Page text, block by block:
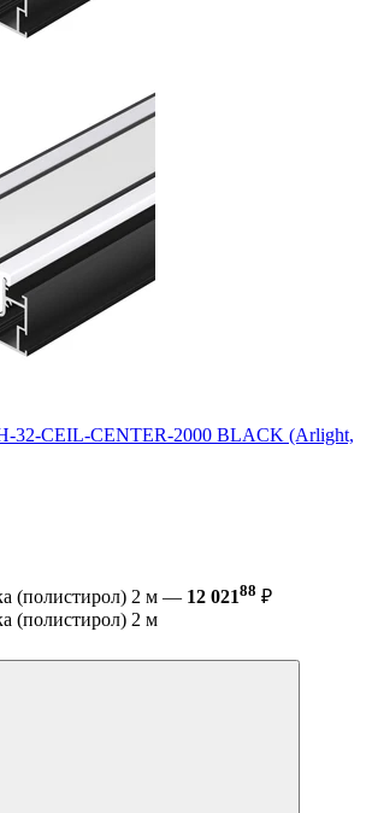
32-CEIL-CENTER-2000 BLACK (Arlight,
(полистирол) 2 м — 12 02188 ₽
(полистирол) 2 м